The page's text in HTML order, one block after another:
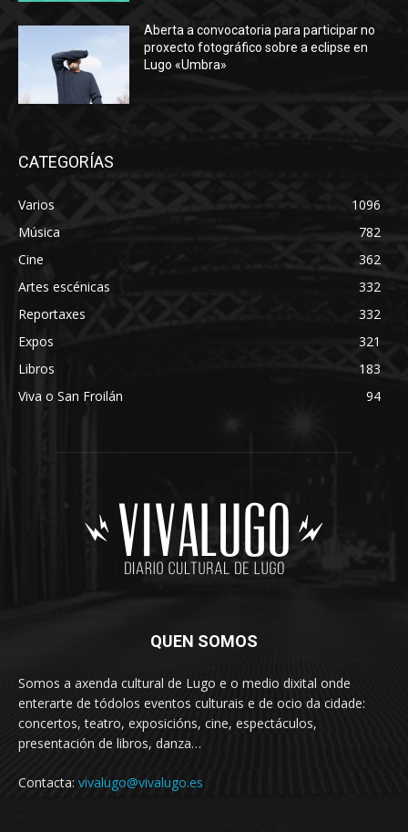
Aberta a convocatoria para participar no
proxecto fotográfico sobre a eclipse en
Lugo «Umbra»
CATEGORÍAS
Varios
1096
Música
782
Cine
362
Artes escénicas
332
Reportaxes
332
Expos
321
Libros
183
Viva o San Froilán
94
QUEN SOMOS
Somos a axenda cultural de Lugo e o medio dixital onde
enterarte de tódolos eventos culturais e de ocio da cidade:
concertos, teatro, exposicións, cine, espectáculos,
presentación de libros, danza…
Contacta: vivalugo@vivalugo.es